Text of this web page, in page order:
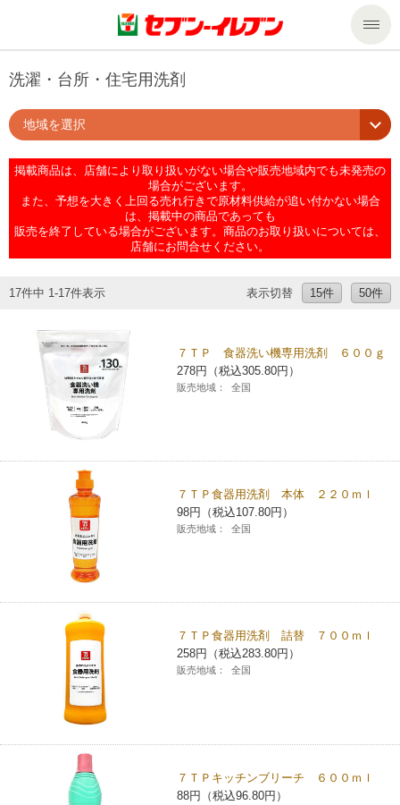
商品のご案内
商品のご案内トップ
今週の新商品
来週の新商品
食の安全・安心への取組み
プリペイドカード・金券
ニンテンドー・ダウンロードカード
セール・キャンペーン
サービス
サービストップ
マルチコピー機でできることトップ
チケット
プリペイドサービス
スポーツ振興くじ
行政サービス
便利なサービス
切手・はがき・印紙
セブン銀行ATM
ご利用可能なお支払い方法
各種料金のお支払い
スマホプリペイド
レジでApple Accountにチャージ
オンラインフォトサービス
チケットサービス
セブンチケット
チケットぴあ
イープラス
CNプレイガイド
セブン‐イレブンでお受取り
タワーレコード
セブンネットショッピング
停電時のサービス停止のお知らせ
企業情報
ニュースリリース
ごあいさつ
企業理念
貸借対照表・損益計算書
国内店舗数
売上高、店舗数推移
セブン‐イレブンの海外事業
データで見るセブン‐イレブン
サステナビリティ
サステナビリティトップ
セブン＆アイ・ホールディングスの重点課題
サステナビリティ活動基本方針
サステナビリティ推進体制
GREEN CHALLENGE 2050
4VISIONS
サステナビリティニュース
報告書ライブラリー
加盟店オーナー募集 物件募集・購入
アルバイト情報 採用情報
お問い合わせ
Language
English (Corporate)
English (Services)
中文[繁體字](服務)
简体中文(服务)
한국어(서비스)
ภาษาไทย(บริการ)
洗濯・台所・住宅用洗剤
地域を選択
掲載商品は、店舗により取り扱いがない場合や販売地域内でも未発売の
場合がございます。
また、予想を大きく上回る売れ行きで原材料供給が追い付かない場合
は、掲載中の商品であっても
販売を終了している場合がございます。商品のお取り扱いについては、
店舗にお問合せください。
17件中 1-17件表示 表示切替 15件 50件
７ＴＰ 食器洗い機専用洗剤 ６００ｇ
278円（税込305.80円）
販売地域： 全国
７ＴＰ食器用洗剤 本体 ２２０ｍｌ
98円（税込107.80円）
販売地域： 全国
７ＴＰ食器用洗剤 詰替 ７００ｍｌ
258円（税込283.80円）
販売地域： 全国
７ＴＰキッチンブリーチ ６００ｍｌ
88円（税込96.80円）